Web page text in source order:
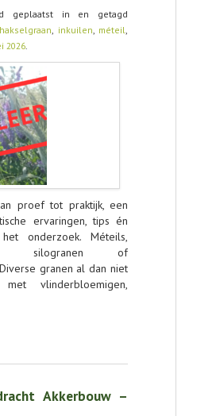
geplaatst in en getagd
hakselgraan, inkuilen, méteil,
2026.
proef tot praktijk, een
ervaringen, tips én
onderzoek. Méteils,
silogranen of
granen al dan niet
met vlinderbloemigen,
Akkerbouw –